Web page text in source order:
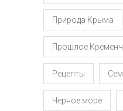
Природа Крыма
Прошлое
Рецепты
Черное море